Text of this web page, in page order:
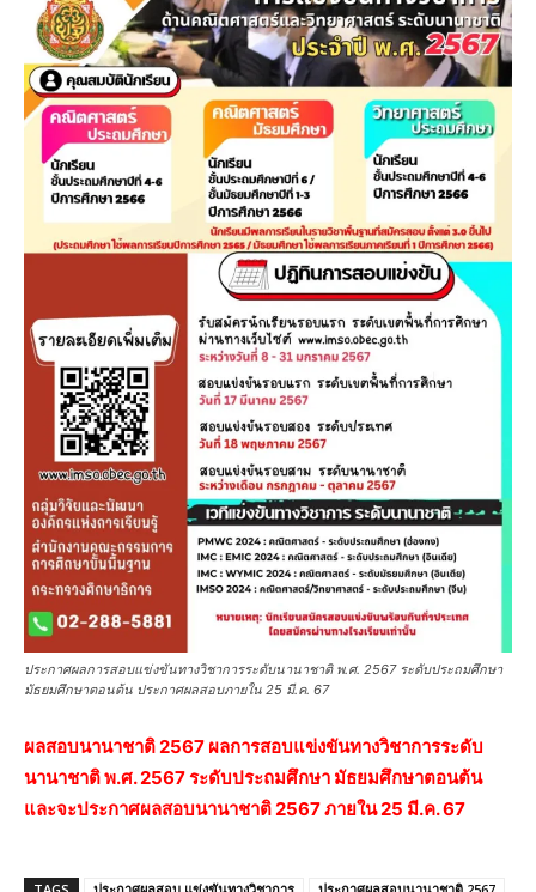
ประกาศผลการสอบแข่งขันทางวิชาการระดับนานาชาติ พ.ศ. 2567 ระดับประถมศึกษา
มัธยมศึกษาตอนต้น ประกาศผลสอบภายใน 25 มี.ค. 67
ผลสอบนานาชาติ 2567 ผลการสอบแข่งขันทางวิชาการระดับ
นานาชาติ พ.ศ. 2567 ระดับประถมศึกษา มัธยมศึกษาตอนต้น
และจะประกาศผลสอบนานาชาติ 2567 ภายใน 25 มี.ค. 67